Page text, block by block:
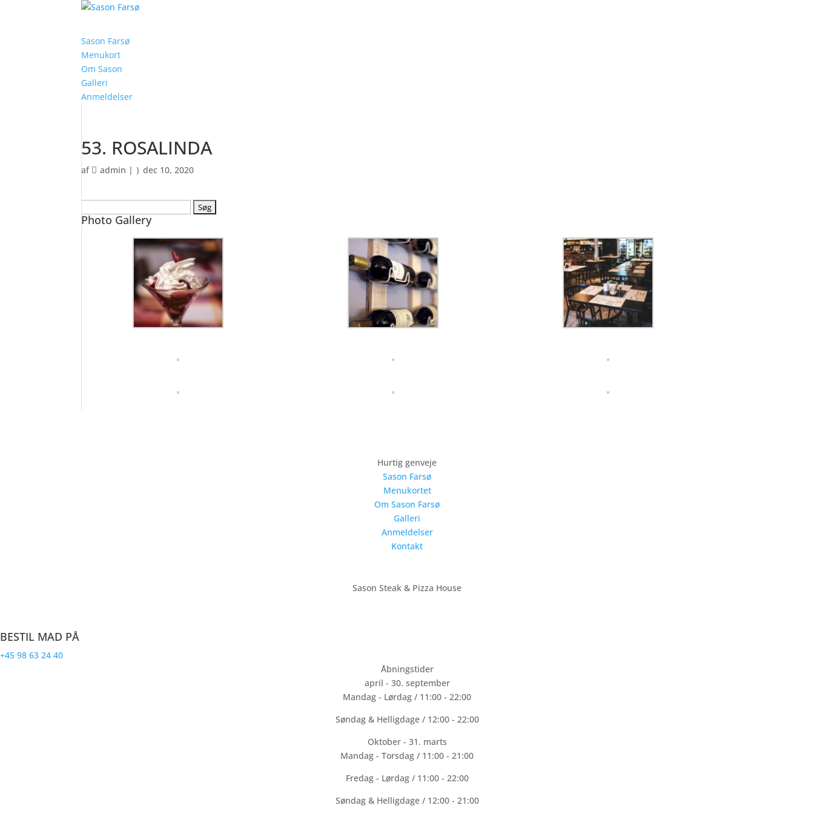
Sason Farsø
Menukort
Om Sason
Galleri
Anmeldelser
53. ROSALINDA
af admin | dec 10, 2020
efter:
Photo Gallery
Hurtig genveje
Sason Farsø
Menukortet
Om Sason Farsø
Galleri
Anmeldelser
Kontakt
Sason Steak & Pizza House
BESTIL MAD PÅ
+45 98 63 24 40
Åbningstider
april - 30. september
Mandag - Lørdag / 11:00 - 22:00
Søndag & Helligdage / 12:00 - 22:00
Oktober - 31. marts
Mandag - Torsdag / 11:00 - 21:00
Fredag - Lørdag / 11:00 - 22:00
Søndag & Helligdage / 12:00 - 21:00